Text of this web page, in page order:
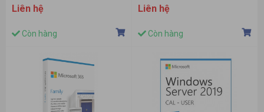
(9EM-00118)
Liên hệ
Còn hàng
(FQC-09478)
Liên hệ
Còn hàng